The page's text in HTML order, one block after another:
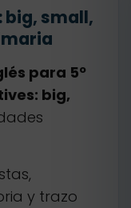
big, small,
para 5º
big,
y trazo